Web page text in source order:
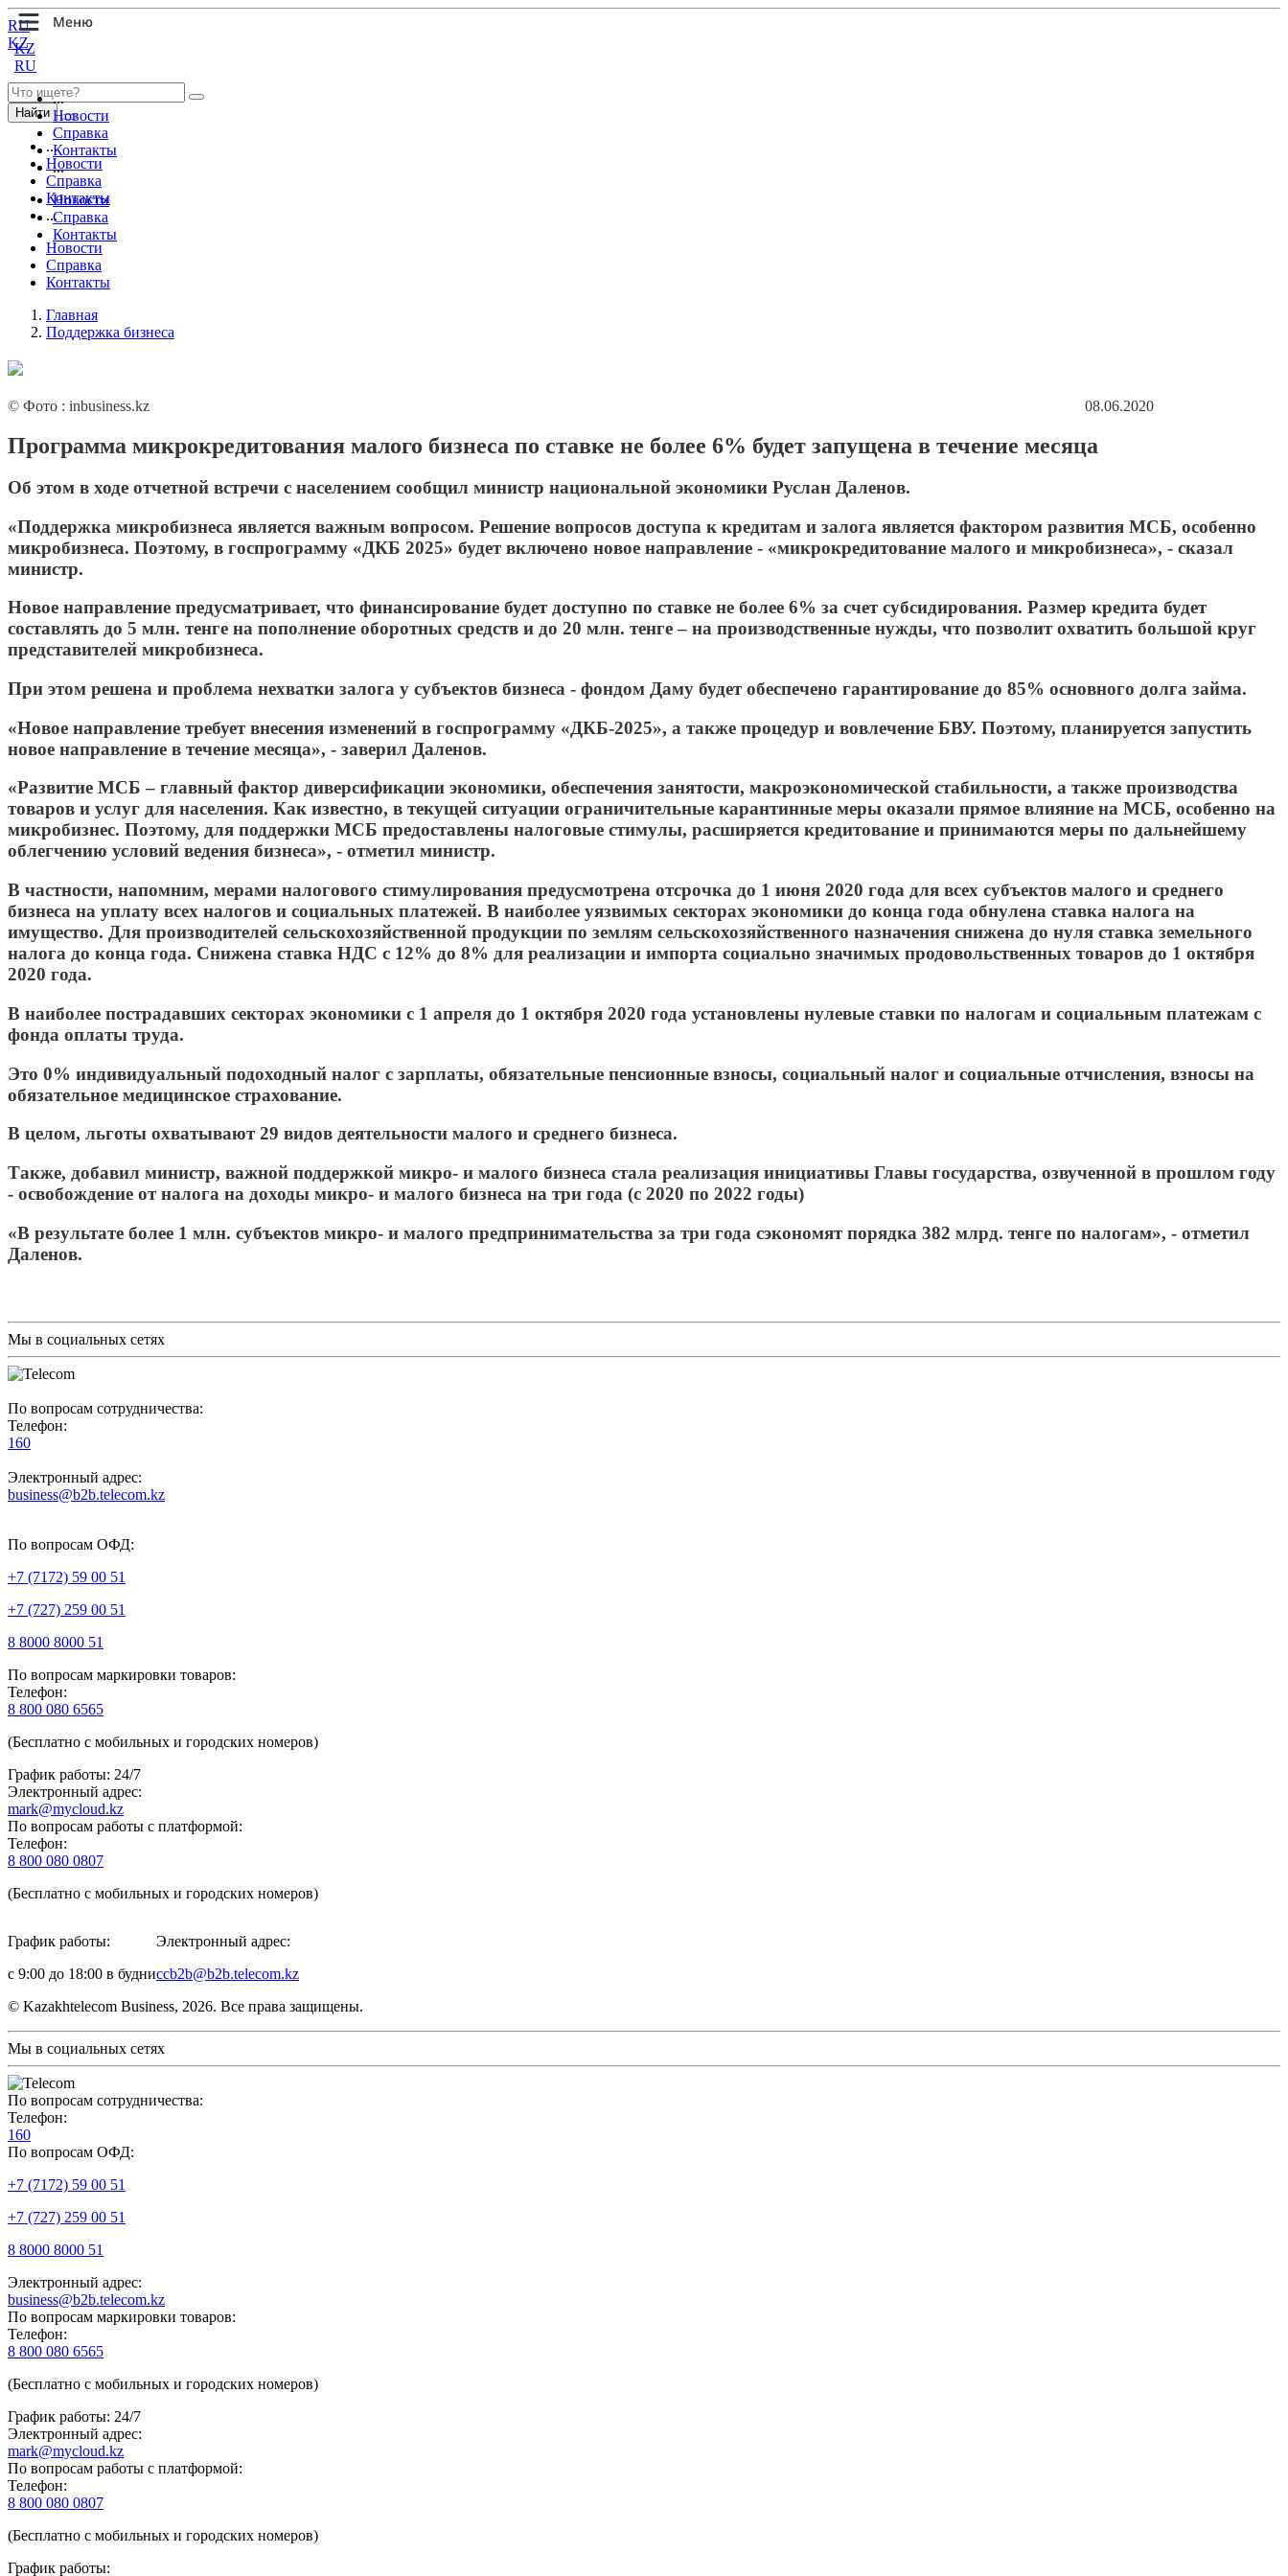
KZ
RU
...
Новости
Справка
Контакты
...
Новости
Справка
Контакты
RU
KZ
Найти
...
Новости
Справка
Контакты
...
Новости
Справка
Контакты
Главная
Поддержка бизнеса
© Фото : inbusiness.kz 08.06.2020
Программа микрокредитования малого бизнеса по ставке не более 6% будет запущена в течение месяца
Об этом в ходе отчетной встречи с населением сообщил министр национальной экономики Руслан Даленов.
«Поддержка микробизнеса является важным вопросом. Решение вопросов доступа к кредитам и залога является фактором развития МСБ, особенно
микробизнеса. Поэтому, в госпрограмму «ДКБ 2025» будет включено новое направление - «микрокредитование малого и микробизнеса», - сказал
министр.
Новое направление предусматривает, что финансирование будет доступно по ставке не более 6% за счет субсидирования. Размер кредита будет
составлять до 5 млн. тенге на пополнение оборотных средств и до 20 млн. тенге – на производственные нужды, что позволит охватить большой круг
представителей микробизнеса.
При этом решена и проблема нехватки залога у субъектов бизнеса - фондом Даму будет обеспечено гарантирование до 85% основного долга займа.
«Новое направление требует внесения изменений в госпрограмму «ДКБ-2025», а также процедур и вовлечение БВУ. Поэтому, планируется запустить
новое направление в течение месяца», - заверил Даленов.
«Развитие МСБ – главный фактор диверсификации экономики, обеспечения занятости, макроэкономической стабильности, а также производства
товаров и услуг для населения. Как известно, в текущей ситуации ограничительные карантинные меры оказали прямое влияние на МСБ, особенно на
микробизнес. Поэтому, для поддержки МСБ предоставлены налоговые стимулы, расширяется кредитование и принимаются меры по дальнейшему
облегчению условий ведения бизнеса», - отметил министр.
В частности, напомним, мерами налогового стимулирования предусмотрена отсрочка до 1 июня 2020 года для всех субъектов малого и среднего
бизнеса на уплату всех налогов и социальных платежей. В наиболее уязвимых секторах экономики до конца года обнулена ставка налога на
имущество. Для производителей сельскохозяйственной продукции по землям сельскохозяйственного назначения снижена до нуля ставка земельного
налога до конца года. Снижена ставка НДС с 12% до 8% для реализации и импорта социально значимых продовольственных товаров до 1 октября
2020 года.
В наиболее пострадавших секторах экономики с 1 апреля до 1 октября 2020 года установлены нулевые ставки по налогам и социальным платежам с
фонда оплаты труда.
Это 0% индивидуальный подоходный налог с зарплаты, обязательные пенсионные взносы, социальный налог и социальные отчисления, взносы на
обязательное медицинское страхование.
В целом, льготы охватывают 29 видов деятельности малого и среднего бизнеса.
Также, добавил министр, важной поддержкой микро- и малого бизнеса стала реализация инициативы Главы государства, озвученной в прошлом году
- освобождение от налога на доходы микро- и малого бизнеса на три года (с 2020 по 2022 годы)
«В результате более 1 млн. субъектов микро- и малого предпринимательства за три года сэкономят порядка 382 млрд. тенге по налогам», - отметил
Даленов.
Мы в социальных сетях
По вопросам сотрудничества:
Телефон:
160
Электронный адрес:
business@b2b.telecom.kz
По вопросам ОФД:
+7 (7172) 59 00 51
+7 (727) 259 00 51
8 8000 8000 51
По вопросам маркировки товаров:
Телефон:
8 800 080 6565
(Бесплатно с мобильных и городских номеров)
График работы: 24/7
Электронный адрес:
mark@mycloud.kz
По вопросам работы с платформой:
Телефон:
8 800 080 0807
(Бесплатно с мобильных и городских номеров)
График работы:
с 9:00 до 18:00 в будни
Электронный адрес:
ccb2b@b2b.telecom.kz
© Kazakhtelecom Business, 2026. Все права защищены.
Мы в социальных сетях
По вопросам сотрудничества:
Телефон:
160
По вопросам ОФД:
+7 (7172) 59 00 51
+7 (727) 259 00 51
8 8000 8000 51
Электронный адрес:
business@b2b.telecom.kz
По вопросам маркировки товаров:
Телефон:
8 800 080 6565
(Бесплатно с мобильных и городских номеров)
График работы: 24/7
Электронный адрес:
mark@mycloud.kz
По вопросам работы с платформой:
Телефон:
8 800 080 0807
(Бесплатно с мобильных и городских номеров)
График работы: